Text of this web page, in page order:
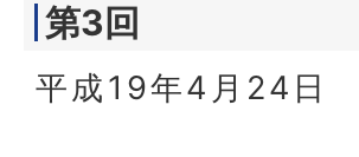
第3回
平成19年4月24日